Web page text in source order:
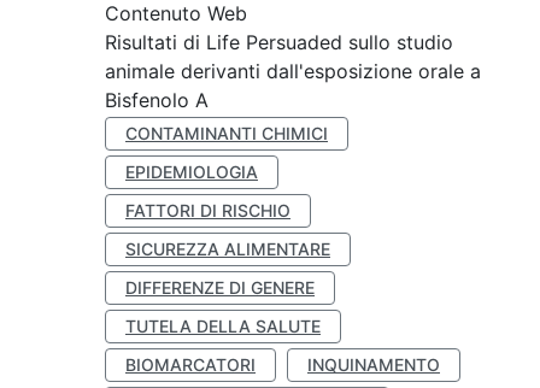
Contenuto Web
Risultati di Life Persuaded sullo studio
animale derivanti dall'esposizione orale a
Bisfenolo A
CONTAMINANTI CHIMICI
EPIDEMIOLOGIA
FATTORI DI RISCHIO
SICUREZZA ALIMENTARE
DIFFERENZE DI GENERE
TUTELA DELLA SALUTE
BIOMARCATORI
INQUINAMENTO